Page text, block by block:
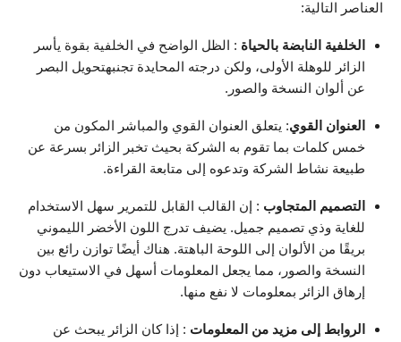
العناصر التالية:
الخلفية النابضة بالحياة : الظل الواضح في الخلفية بقوة يأسر
الزائر للوهلة الأولى، ولكن درجته المحايدة تجنبهتحويل البصر
عن ألوان النسخة والصور.
العنوان القوي: يتعلق العنوان القوي والمباشر المكون من
خمس كلمات بما تقوم به الشركة بحيث تخبر الزائر بسرعة عن
طبيعة نشاط الشركة وتدعوه إلى متابعة القراءة.
التصميم المتجاوب : إن القالب القابل للتمرير سهل الاستخدام
للغاية وذي تصميم جميل. يضيف تدرج اللون الأخضر الليموني
بريقًا من الألوان إلى اللوحة الباهتة. هناك أيضًا توازن رائع بين
النسخة والصور، مما يجعل المعلومات أسهل في الاستيعاب دون
إرهاق الزائر بمعلومات لا نفع منها.
الروابط إلى مزيد من المعلومات : إذا كان الزائر يبحث عن